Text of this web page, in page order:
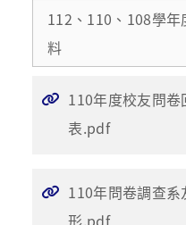
112、110、108學
料
110年度校友問
表.pdf
110年問卷調查